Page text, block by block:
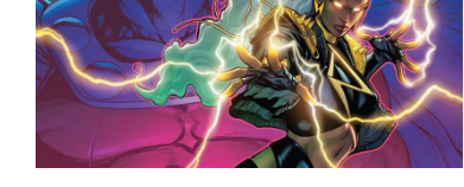
ahora
sí,
nostalgia
de
la